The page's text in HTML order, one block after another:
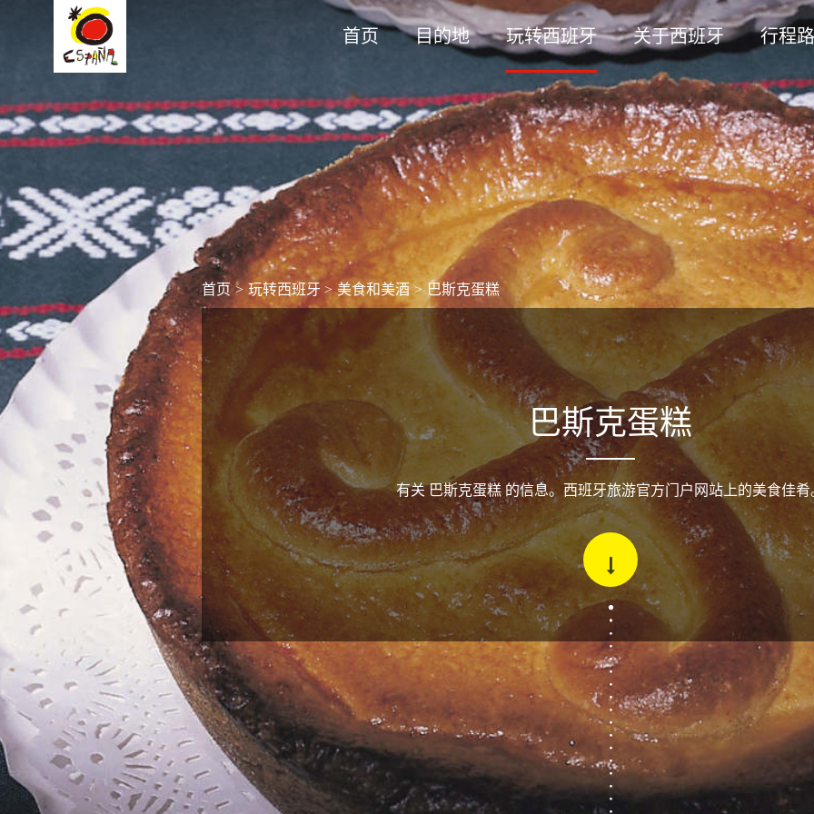
首页 目的地 玩转西班牙 关于西班牙 行程
首页 > 玩转西班牙 > 美食和美酒 > 巴斯克蛋糕
巴斯克蛋糕
有关 巴斯克蛋糕 的信息。西班牙旅游官方门户网站上的美食佳肴